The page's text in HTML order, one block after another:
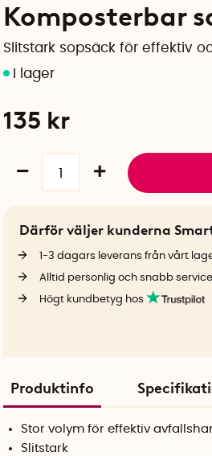
Komposterbar
Slitstark sopsäck för effektiv
135 kr
Därför väljer kunderna
1-3 dagars leverans från vårt
Alltid personlig och snabb service
Högt kundbetyg hos
Produktinfo
Stor volym för effektiv
Slitstark